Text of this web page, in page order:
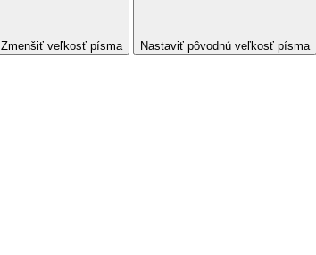
Zmenšiť veľkosť písma Nastaviť pôvodnú veľkosť písma